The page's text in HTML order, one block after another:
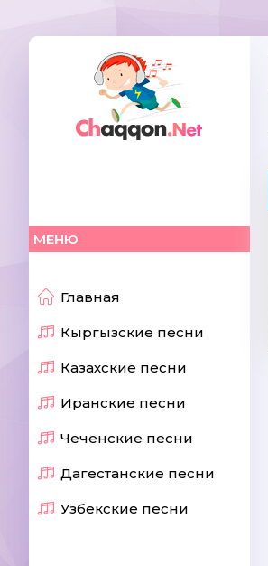
МЕНЮ
Главная
Кыргызские песни
Казахские песни
Иранские песни
Чеченские песни
Дагестанские песни
Узбекские песни